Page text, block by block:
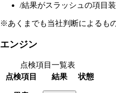
/結果がスラッシュの項目
※あくまでも当社判断によるも
エンジン
点検項目一覧表
点検項目
結果 状態